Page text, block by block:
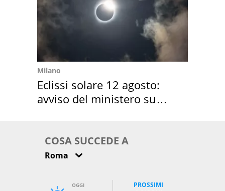
Milano
Eclissi solare 12 agosto:
avviso del ministero su